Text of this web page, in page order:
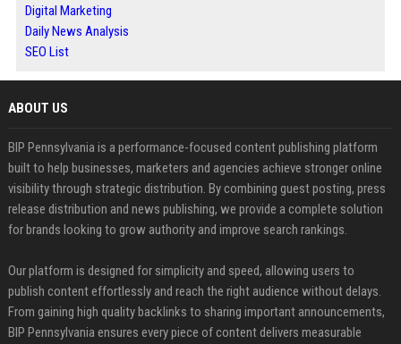
Digital Marketing
Daily News Analysis
SEO List
ABOUT US
BIP Pennsylvania is a performance-focused content publishing platform
built to help businesses, marketers and agencies achieve stronger online
visibility through strategic distribution. By combining guest posting, press
release distribution and news publishing, we provide a complete solution
for brands looking to grow authority and improve search rankings.
Our platform is designed for simplicity and speed, allowing users to
publish content effortlessly and reach the right audience without delays.
From gaining high quality backlinks to sharing important announcements,
BIP Pennsylvania ensures every piece of content delivers measurable